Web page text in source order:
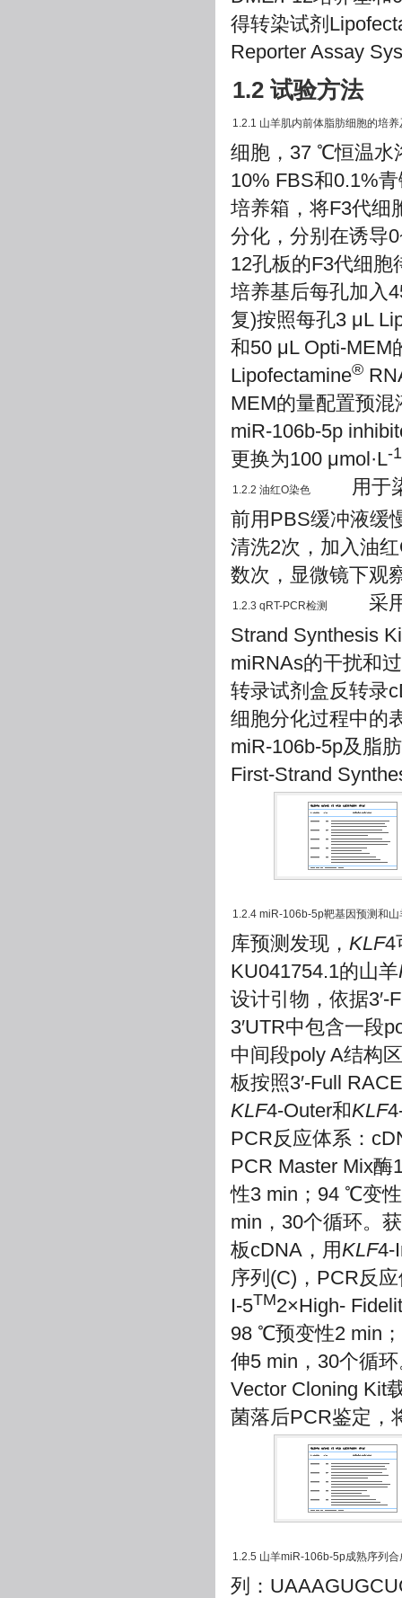
得转染试剂
Reporter Assay
1.2 试验方法
1.2.1 山羊肌内前体脂肪细胞的培
细胞，37 ℃恒温水
10% FBS和0.1%
培养箱，将F3代细
分化，分别在诱导
12孔板的F3代细
培养基后每孔加入
复)按照每孔3 μL
和50 μL Opti-MEM
Lipofectamine®
MEM的量配置预
miR-106b-5p
更换为100 μmol·L-1
1.2.2 油红O染色
用于染
前用PBS缓冲液缓
清洗2次，加入油
数次，显微镜下观
1.2.3 qRT-PCR检测
采用
Strand Synthesis
miRNAs的干扰和
转录试剂盒反转录
细胞分化过程中的
miR-106b-5p及脂
First-Strand
1.2.4 miR-106b-5p靶基因预测和山
库预测发现， KLF4
KU041754.1的山羊
设计引物，依据
3′UTR中包含一段
中间段poly A结构
板按照3′-Full
KLF4-Outer和KLF
PCR反应体系：
PCR Master Mix酶
性3 min；94 ℃变
min，30个循环。
板cDNA，用KLF4-
序列(C)，PCR反
I-5TM2×High-
98 ℃预变性2 min
伸5 min，30个循
Vector Cloning Kit
菌落后PCR鉴定，
1.2.5 山羊miR-106b-5p成熟序列合
列：